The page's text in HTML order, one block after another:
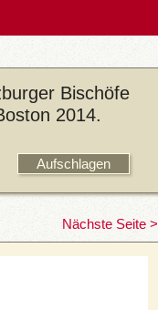
Bischöfe
2014.
Nächste Seite >